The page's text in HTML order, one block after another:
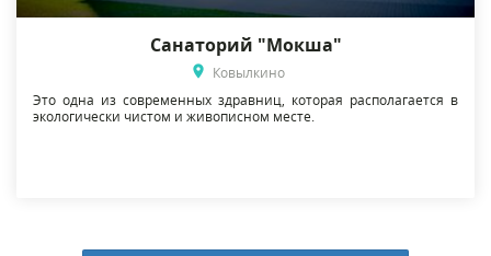
Санаторий "Мокша"
Ковылкино
Это одна из современных здравниц, которая располагается в
экологически чистом и живописном месте.